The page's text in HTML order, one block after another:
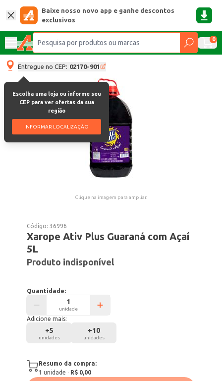
Baixe nosso novo app e ganhe descontos
exclusivos
0
Entregue no CEP: 02170-901
Escolha uma loja ou informe seu
CEP para ver ofertas da sua
região
INFORMAR LOCALIZAÇÃO
Clique na imagem para ampliar.
Código:36996
Xarope Ativ Plus Guaraná com Açaí
5L
Produto indisponível
Quantidade:
unidade
Adicione mais:
+5
unidades
+10
unidades
Resumo da compra:
1 unidade · R$ 0,00